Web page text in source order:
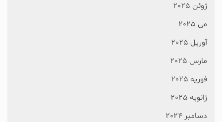
ژوئن 2025
می 2025
آوریل 2025
مارس 2025
فوریه 2025
ژانویه 2025
دسامبر 2024